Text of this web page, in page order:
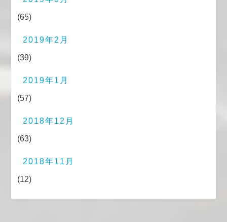
(65)
2019年2月
(39)
2019年1月
(57)
2018年12月
(63)
2018年11月
(12)